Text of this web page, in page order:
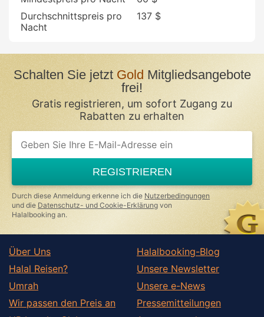
Durchschnittspreis pro
Nacht
137 $
Schalten Sie jetztGold Mitgliedsangebote
frei!
Gratis registrieren, um sofort Zugang zu
Rabatten zu erhalten
If
you
ignore
this
field
REGISTRIEREN
Durch diese Anmeldung erkenne ich die Nutzerbedingungen
und die Datenschutz- und Cookie-Erklärung von
Halalbooking an.
Über Uns
Halal Reisen?
Umrah
Wir passen den Preis an
Halalbooking-Blog
Unsere Newsletter
Unsere e-News
Pressemitteilungen